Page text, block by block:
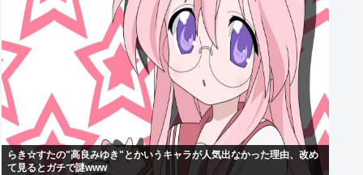
らき☆すたの"高良みゆき"とかいうキャラが人気出なかった理由、改め
て見るとガチで謎www